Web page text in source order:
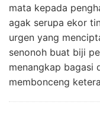
mata kepada
agak serupa ekor
urgen yang
senonoh buat biji
menangkap bagasi
membonceng